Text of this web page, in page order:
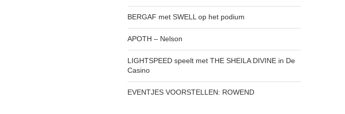
BERGAF met SWELL op het podium
APOTH – Nelson
LIGHTSPEED speelt met THE SHEILA DIVINE in De
Casino
EVENTJES VOORSTELLEN: ROWEND